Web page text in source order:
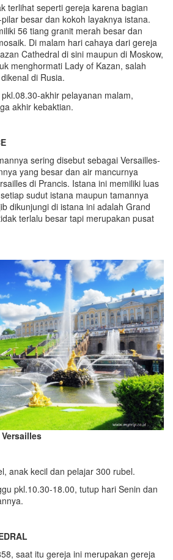
terlihat seperti gereja karena bagian
besar dan kokoh layaknya istana.
56 tiang granit merah besar dan
Di malam hari cahaya dari gereja
Cathedral di sini maupun di Moskow,
menghormati Lady of Kazan, salah
di Rusia.
akhir pelayanan malam,
akhir kebaktian.
sering disebut sebagai Versailles-
yang besar dan air mancurnya
di Prancis. Istana ini memiliki luas
sudut istana maupun tamannya
dikunjungi di istana ini adalah Grand
terlalu besar tapi merupakan pusat
anak kecil dan pelajar 300 rubel.
pkl.10.30-18.00, tutup hari Senin dan
saat itu gereja ini merupakan gereja